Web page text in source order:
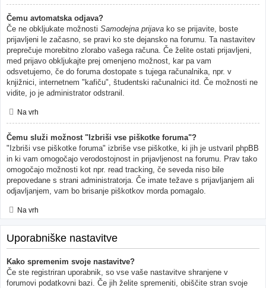
Čemu avtomatska odjava?
Če ne obkljukate možnosti Samodejna prijava ko se prijavite, boste
prijavljeni le začasno, se pravi ko ste dejansko na forumu. Ta nastavitev
preprečuje morebitno zlorabo vašega računa. Če želite ostati prijavljeni,
med prijavo obkljukajte prej omenjeno možnost, kar pa vam
odsvetujemo, če do foruma dostopate s tujega računalnika, npr. v
knjižnici, internetnem "kafiču", študentski računalnici itd. Če možnosti ne
vidite, jo je administrator odstranil.
Na vrh
Čemu služi možnost "Izbriši vse piškotke foruma"?
"Izbriši vse piškotke foruma" izbriše vse piškotke, ki jih je ustvaril phpBB
in ki vam omogočajo verodostojnost in prijavljenost na forumu. Prav tako
omogočajo možnosti kot npr. read tracking, če seveda niso bile
prepovedane s strani administratorja. Če imate težave s prijavljanjem ali
odjavljanjem, vam bo brisanje piškotkov morda pomagalo.
Na vrh
Uporabniške nastavitve
Kako spremenim svoje nastavitve?
Če ste registriran uporabnik, so vse vaše nastavitve shranjene v
forumovi podatkovni bazi. Če jih želite spremeniti, obiščite stran svoje